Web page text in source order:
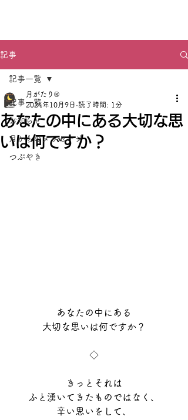
記事
記事一覧
お知らせ
月からのメッセージ
つぶやき
記事一覧
あなたの中にある大切な思
いは何ですか？
月がたり®
2024年10月9日 読了時間: 1分
あなたの中にある
大切な思いは何ですか？
◇
きっとそれは
ふと湧いてきたものではなく、
辛い思いをして、